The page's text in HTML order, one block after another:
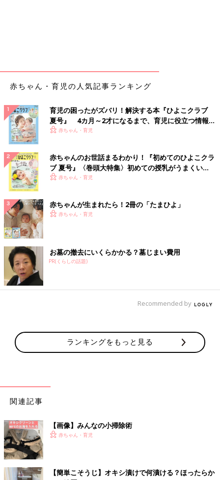
赤ちゃん・育児の人気記事ランキング
育児の困ったがズバリ！解決する本『ひよこクラブ
夏号』 4カ月～2才になるまで、育児に役立つ情報が
いっぱい！
赤ちゃん・育児
赤ちゃんのお世話まるわかり！『初めてのひよこクラ
ブ 夏号』〈巻頭大特集〉初めての授乳がうまくい
く！ おっぱい・ミルクの基本と夏のトラブル 解決テ
赤ちゃん・育児
赤ちゃんが生まれたら！2冊の「たまひよ」
赤ちゃん・育児
お墓の撤去にいくらかかる？墓じまい費用
PR(くらしの話題)
Recommended by
ランキングをもっと見る
関連記事
【画像】みんなの小掃除術
赤ちゃん・育児
【簡単こそうじ】オキシ漬けで何漬ける？ほったらか